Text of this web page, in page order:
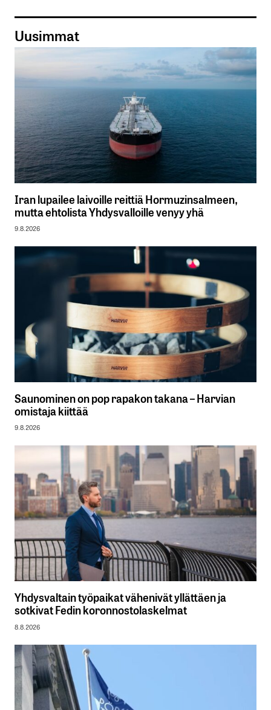
Uusimmat
Iran lupailee laivoille reittiä Hormuzinsalmeen,
mutta ehtolista Yhdysvalloille venyy yhä
9.8.2026
Saunominen on pop rapakon takana – Harvian
omistaja kiittää
9.8.2026
Yhdysvaltain työpaikat vähenivät yllättäen ja
sotkivat Fedin koronnostolaskelmat
8.8.2026